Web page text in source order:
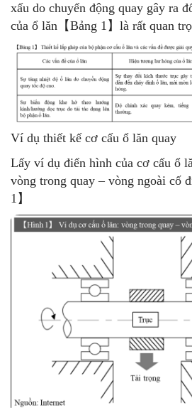
xấu do chuyển động quay gây ra
của ổ lăn【Bảng 1】là rất quan
Ví dụ thiết kế cơ cấu ổ lăn quay
Lấy ví dụ điển hình của cơ cấu ổ
vòng trong quay – vòng ngoài cố
1】